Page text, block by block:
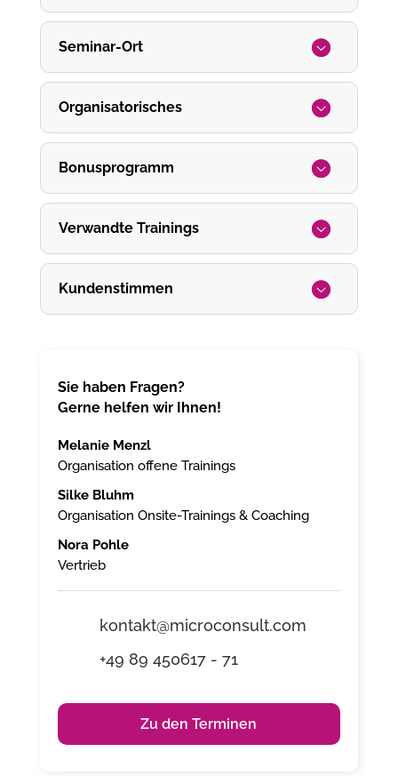
Seminar-Ort
Organisatorisches
Bonusprogramm
Verwandte Trainings
Kundenstimmen
Sie haben Fragen?
Gerne helfen wir Ihnen!
Melanie Menzl
Organisation offene Trainings
Silke Bluhm
Organisation Onsite-Trainings & Coaching
Nora Pohle
Vertrieb
kontakt@microconsult.com
+49 89 450617 - 71
Zu den Terminen